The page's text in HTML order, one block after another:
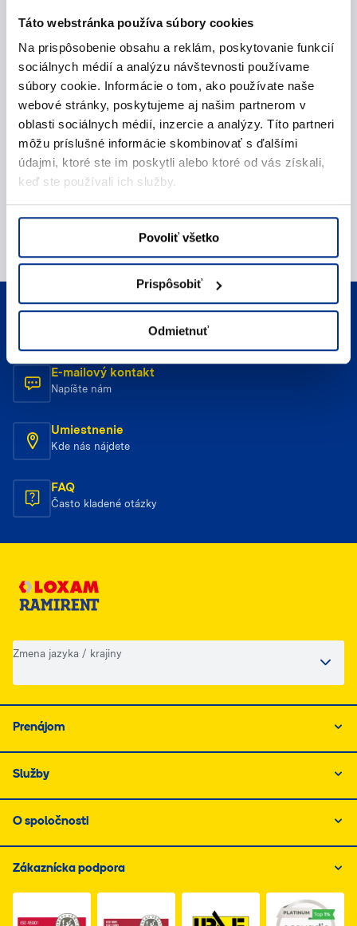
Táto webstránka používa súbory cookies
Na prispôsobenie obsahu a reklám, poskytovanie funkcií
sociálnych médií a analýzu návštevnosti používame
súbory cookie. Informácie o tom, ako používate naše
webové stránky, poskytujeme aj našim partnerom v
oblasti sociálnych médií, inzercie a analýzy. Títo partneri
môžu príslušné informácie skombinovať s ďalšími
údajmi, ktoré ste im poskytli alebo ktoré od vás získali,
keď ste používali ich služby.
Povoliť všetko
Prispôsobiť
Odmietnuť
Napíšte nám (e-mail)
Telefonický kontakt
E-mailový kontakt
Napíšte nám
Umiestnenie
Kde nás nájdete
FAQ
Často kladené otázky
Zmena jazyka / krajiny
Prenájom
Služby
O spoločnosti
Zákaznícka podpora